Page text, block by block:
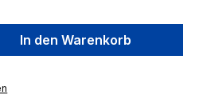
Gib den
In den Warenkorb